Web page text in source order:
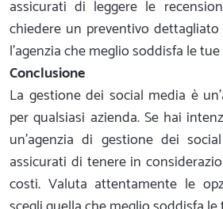
assicurati di leggere le
chiedere un preventivo
l'agenzia che meglio soddisfa le
Conclusione
La gestione dei social media è
per qualsiasi azienda. Se hai
un'agenzia di gestione dei
assicurati di tenere in
costi. Valuta attentamente le